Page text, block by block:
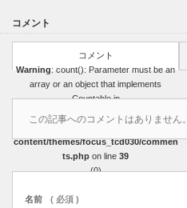
コメント
コメント
Warning: count(): Parameter must be an
array or an object that implements
Countable in
/home/r3751327/public_html/sasakicoat
ing.com/wp-
content/themes/focus_tcd030/commen
ts.php on line 39
(0)
この記事へのコメントはありません。
名前 ( 必須 )